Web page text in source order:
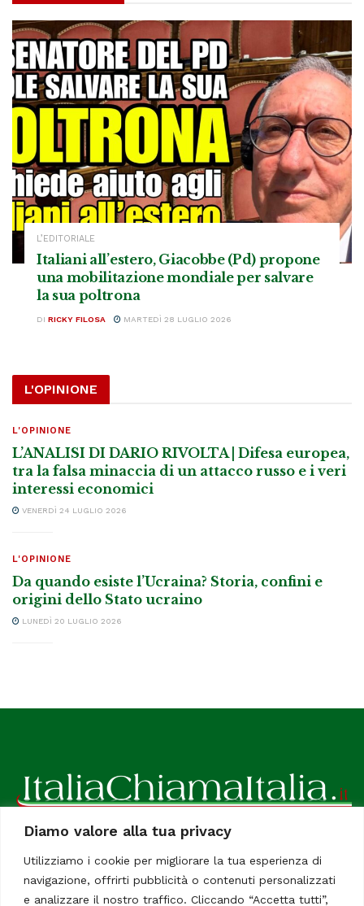
Diamo valore alla tua privacy
Utilizziamo i cookie per migliorare la tua esperienza di
navigazione, offrirti pubblicità o contenuti personalizzati
e analizzare il nostro traffico. Cliccando “Accetta tutti”,
L’EDITORIALE
Italiani all’estero, Giacobbe (Pd) propone
una mobilitazione mondiale per salvare
la sua poltrona
DI RICKY FILOSA MARTEDÌ 28 LUGLIO 2026
L'OPINIONE
L'OPINIONE
L’ANALISI DI DARIO RIVOLTA | Difesa europea,
tra la falsa minaccia di un attacco russo e i veri
interessi economici
VENERDÌ 24 LUGLIO 2026
L'OPINIONE
Da quando esiste l’Ucraina? Storia, confini e
origini dello Stato ucraino
LUNEDÌ 20 LUGLIO 2026
ItaliaChiamaItalia, il TUO quotidiano online preferito.
Dedicato in particolare a tutti gli italiani residenti all'estero.
Tutti i diritti sono riservati. Quotidiano online indipendente